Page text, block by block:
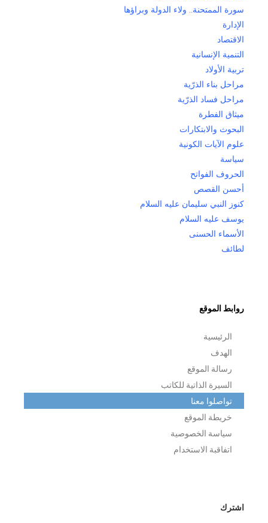
سورة الممتحنة.. ولاء الدولة وبراؤها
الإدارة
الاقتصاد
التنمية الإنسانية
تربية الأولاد
مراحل بناء الذرّية
مراحل فساد الذرّية
ميثاق الفطرة
البحوث والابتكارات
علوم الآيات الكونية
سياسة
الحروف الفواتح
أحسن القصص
كنوز النبي سليمان عليه السلام
يوسف عليه السلام
الأسماء الحسنى
لطائف
روابط الموقع
الرئيسية
الهدف
رسالة الموقع
السيرة الذاتية للكاتب
تواصلوا معنا
خريطة الموقع
سياسة الخصوصية
اتفاقبة الاستخدام
اشترك